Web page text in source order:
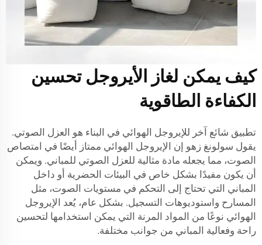
كيف يمكن لغاز الأيروجل تحسين
الكفاءة الطاقوية
تطبيق شائع آخر للإيروجل الهوائي في البناء هو العزل الصوتي.
يقول سولونغ زهو إن الإيروجل الهوائي ممتاز أيضًا في امتصاص
الصوت، مما يجعله مادة مثالية للعزل الصوتي للمباني. ويمكن
أن يكون مفيدًا بشكل خاص في البيئات الحضرية أو داخل
المباني التي تحتاج إلى التحكم في مستويات الصوت، مثل
المسارح واستوديوهات التسجيل. بشكل عام، يُعد الإيروجل
الهوائي نوعًا من المواد المرنة التي يمكن استخدامها لتحسين
راحة وفعالية المباني من جوانب مختلفة.